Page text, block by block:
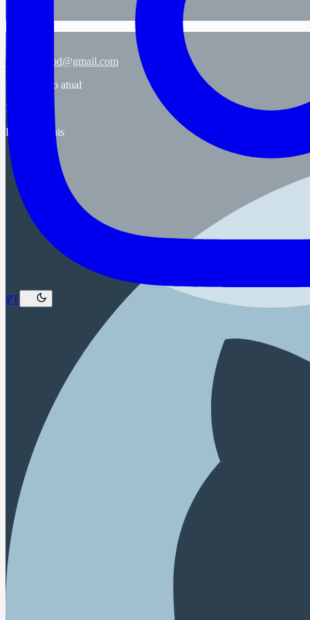
PT
E-mail
jeff.drumgod@gmail.com
Localização atual
Brasil
Redes sociais